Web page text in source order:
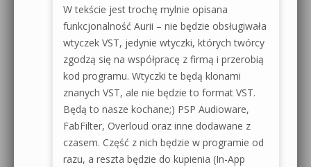
W tekście jest trochę mylnie opisana
funkcjonalność Aurii – nie będzie obsługiwała
wtyczek VST, jedynie wtyczki, których twórcy
zgodzą się na współpracę z firmą i przerobią
kod programu. Wtyczki te będą klonami
znanych VST, ale nie będzie to format VST.
Będą to nasze kochane;) PSP Audioware,
FabFilter, Overloud oraz inne dodawane z
czasem. Część z nich będzie w programie od
razu, a reszta będzie do kupienia (In-App